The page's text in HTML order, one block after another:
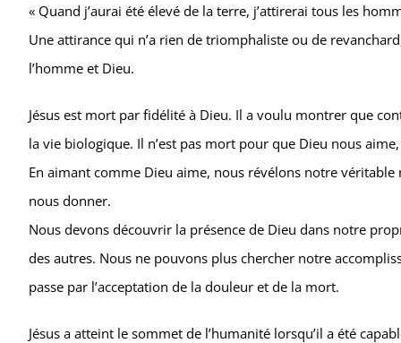
« Quand j’aurai été élevé de la terre, j’attirerai tous les
Une attirance qui n’a rien de triomphaliste ou de
l’homme et Dieu.
Jésus est mort par fidélité à Dieu. Il a voulu montrer que
la vie biologique. Il n’est pas mort pour que Dieu nous
En aimant comme Dieu aime, nous révélons notre
nous donner.
Nous devons découvrir la présence de Dieu dans notre
des autres. Nous ne pouvons plus chercher notre
passe par l’acceptation de la douleur et de la mort.
Jésus a atteint le sommet de l’humanité lorsqu’il a été